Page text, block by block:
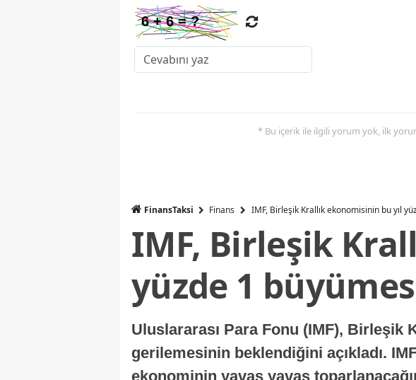
* Bu içerik ile ilgili yorum yok, ilk
FinansTaksi Finans IMF, Birleşik Krallık ekonomisinin bu yıl
IMF, Birleşik
yüzde 1
Uluslararası Para Fonu (IMF), Birleşik
gerilemesinin beklendiğini açıkladı.
ekonominin yavaş yavaş